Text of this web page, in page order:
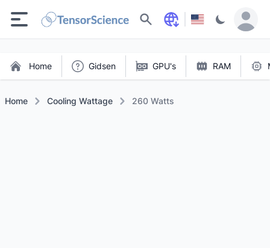
Zoeken
Home Gidsen GPU's RAM
Home Cooling Wattage 260 Watts